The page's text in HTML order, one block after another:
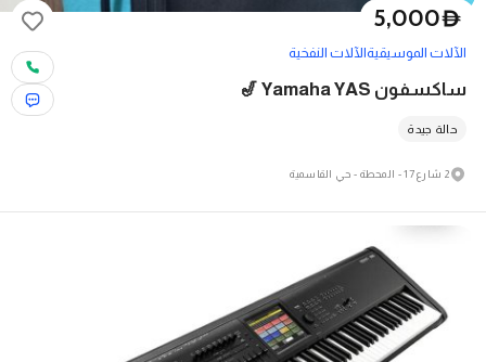
D
5,000
الآلات الموسيقيةالآلات النفخية
ساكسفون Yamaha YAS 🎷
حالة جيدة
2 شارع 17 - المحطة - حي القاسمية